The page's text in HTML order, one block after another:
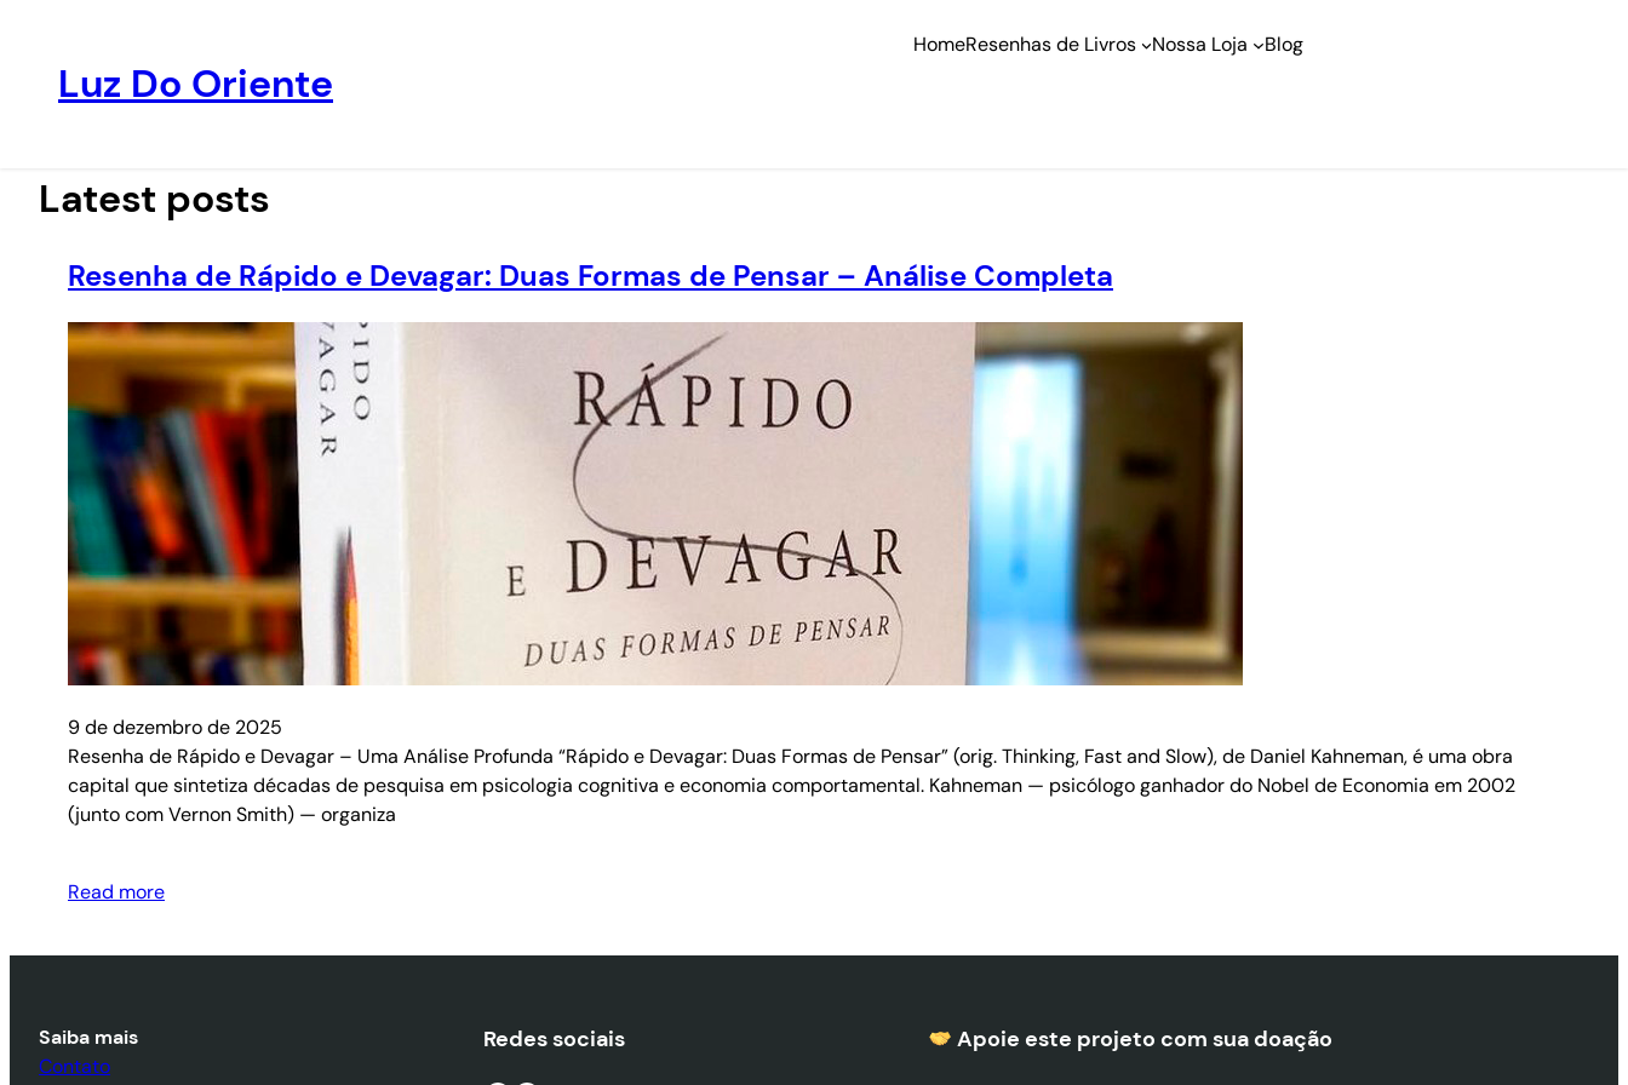
conteúdo
Luz Do Oriente
HomeResenhas de Livros Nossa Loja Blog
Latest posts
Resenha de Rápido e Devagar: Duas Formas de Pensar – Análise Completa
9 de dezembro de 2025
Resenha de Rápido e Devagar – Uma Análise Profunda “Rápido e Devagar: Duas Formas de Pensar” (orig. Thinking, Fast and Slow), de Daniel Kahneman, é uma obra
capital que sintetiza décadas de pesquisa em psicologia cognitiva e economia comportamental. Kahneman — psicólogo ganhador do Nobel de Economia em 2002
(junto com Vernon Smith) — organiza
Read more
Saiba mais
Contato
Redes sociais Apoie este projeto com sua doação